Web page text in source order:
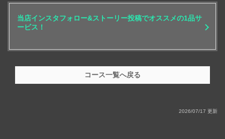
ン緑茶
・【茉莉花】
・芋焼酎/麦焼酎 (ロック/水割り/ソーダ割り/お湯割り)
当店インスタフォロー&ストーリー投稿でオススメの1品サ
ービス！
コース一覧へ戻る
2026/07/17 更新